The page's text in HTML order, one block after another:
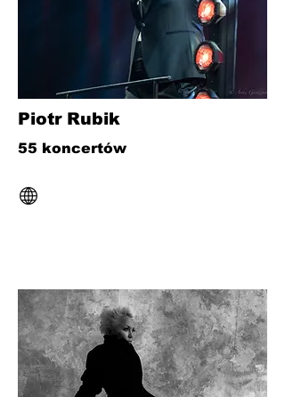
Piotr Rubik
55 koncertów